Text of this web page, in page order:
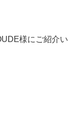
様にご紹介